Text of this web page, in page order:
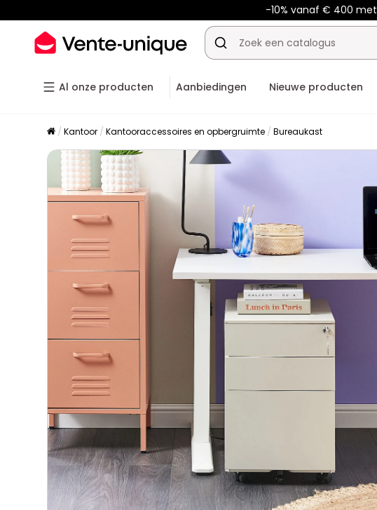
-10% vanaf € 400 met
Al onze producten Aanbiedingen Nieuwe producten
Kantoor Kantooraccessoires en opbergruimte Bureaukast